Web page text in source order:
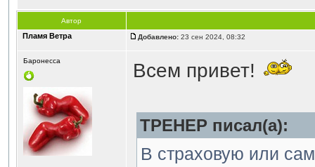
Автор
Пламя Ветра Добавлено:23 сен 2024, 08:32
Баронесса Всем привет!
ТРЕНЕР писал(а):
В страховую или